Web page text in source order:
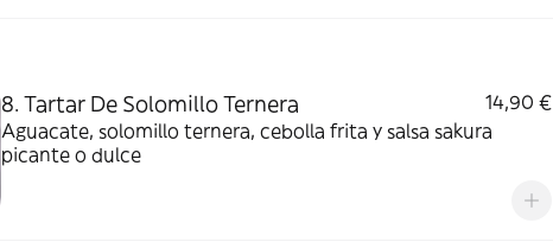
8. Tartar De Solomillo Ternera
14,90 €
Aguacate, solomillo ternera, cebolla frita y salsa sakura
picante o dulce